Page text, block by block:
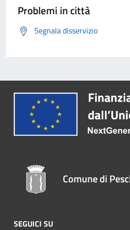
Problemi in città
Segnala disservizio
Comune di
SEGUICI SU